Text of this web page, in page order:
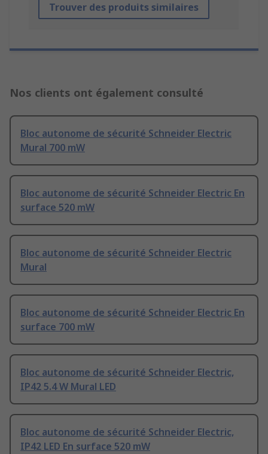
Trouver des produits similaires
Nos clients ont également consulté
Bloc autonome de sécurité Schneider Electric
Mural 700 mW
Bloc autonome de sécurité Schneider Electric En
surface 520 mW
Bloc autonome de sécurité Schneider Electric
Mural
Bloc autonome de sécurité Schneider Electric En
surface 700 mW
Bloc autonome de sécurité Schneider Electric,
IP42 5.4 W Mural LED
Bloc autonome de sécurité Schneider Electric,
IP42 LED En surface 520 mW